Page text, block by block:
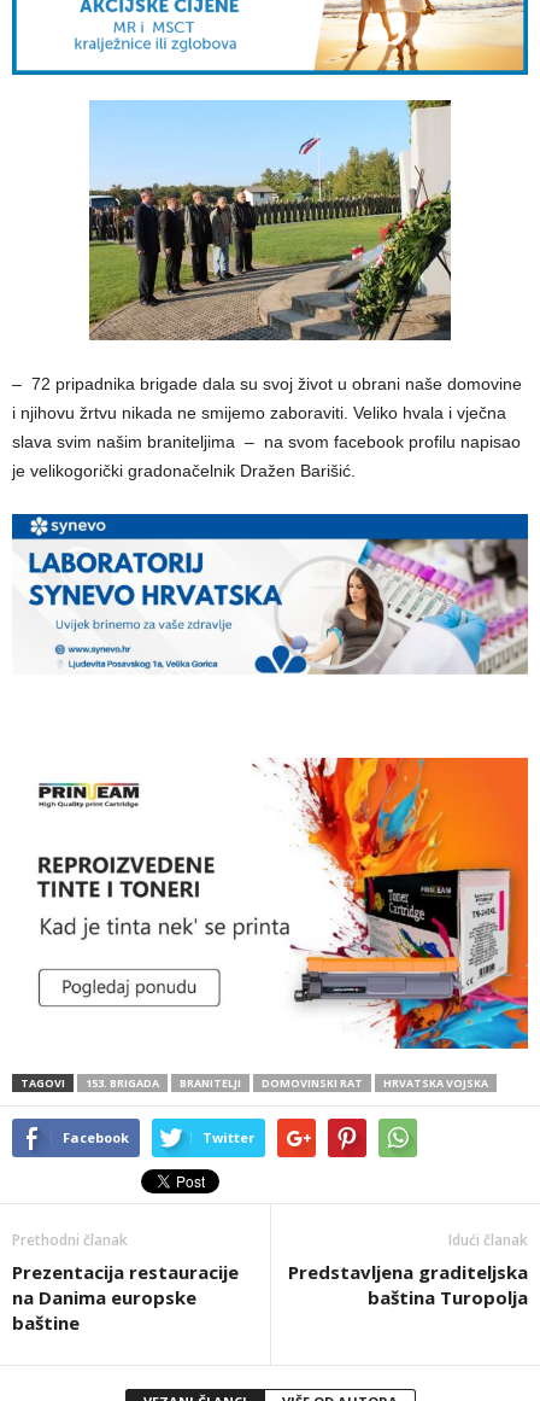
– 72 pripadnika brigade dala su svoj život u obrani naše domovine
i njihovu žrtvu nikada ne smijemo zaboraviti. Veliko hvala i vječna
slava svim našim braniteljima – na svom facebook profilu napisao
je velikogorički gradonačelnik Dražen Barišić.
TAGOVI 153. BRIGADA BRANITELJI DOMOVINSKI RAT HRVATSKA VOJSKA
Facebook Twitter
Prethodni članak
Prezentacija restauracije
na Danima europske
baštine
Idući članak
Predstavljena graditeljska
baština Turopolja